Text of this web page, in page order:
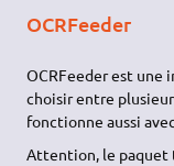
OCRFeeder
OCRFeeder est une
choisir entre
fonctionne aussi
Attention, le paquet